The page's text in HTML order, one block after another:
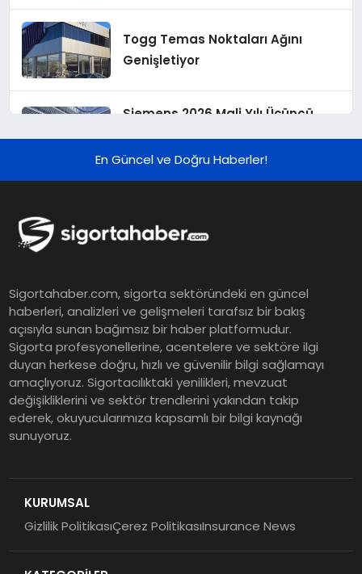
Hedefliyoruz”
Togg Temas Noktaları Ağını
Genişletiyor
Siemens 2026 Mali Yılı Üçüncü
Yükseltilen EPS Beklentisi
Finansal Sonuçlarını Açıkladı
Murat Bilim, ANA Sigorta Satış
Grup Müdürü Olarak Atandı
Tasarruf tercihi bölünüyor:
Mevduat kısa vadeyi, koruma
ürünleri uzun vadeyi tutuyor
ING Türkiye 2026 Yılının İlk
En Güncel ve Doğru Haberler!
Sigortahaber.com, sigorta sektöründeki en güncel
haberleri, analizleri ve gelişmeleri tarafsız bir bakış
açısıyla sunan bağımsız bir haber platformudur.
Sigorta profesyonellerine, acentelere ve sektöre ilgi
duyan herkese doğru, hızlı ve güvenilir bilgi sağlamayı
amaçlıyoruz. Sigortacılıktaki yenilikleri, mevzuat
değişikliklerini ve sektör trendlerini yakından takip
ederek, okuyucularımıza kapsamlı bir bilgi kaynağı
sunuyoruz.
KURUMSAL
Gizlilik PolitikasıÇerez PolitikasıInsurance News